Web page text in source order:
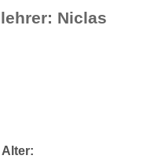
Niclas